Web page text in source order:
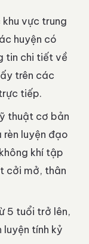
vực trung
huyện có
tin chi tiết về
trên các
tiếp.
thuật cơ bản
luyện đạo
khí tập
cởi mở, thân
5 tuổi trở lên,
tính kỷ